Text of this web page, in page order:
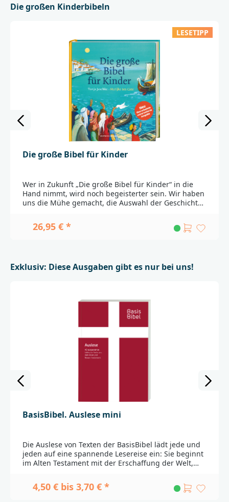
Die großen Kinderbibeln
LESETIPP
Die große Bibel für Kinder
Wer in Zukunft „Die große Bibel für Kinder“ in die
Hand nimmt, wird noch begeisterter sein. Wir haben
uns die Mühe gemacht, die Auswahl der Geschichten
Kindergarten und Gemeinde abzustimmen. Wer
bisher etwa die Geburt von Mose, die Geschichte von
außerordentlich erfolgreiche Titel, der bereits 2015
von Tanja Jeschke und die besonders farbenfrohen
Illustrationen von Marijke ten Cate, in denen
Zwischenmenschliches – Beziehungen und Gefühle –
werden.__________________________________________________
___________Bei Fragen zur Produktsicherheit wenden
Sie sich bitte an:Deutsche BibelgesellschaftBalinger
26,95 € *
Exklusiv: Diese Ausgaben gibt es nur bei uns!
BasisBibel. Auslese mini
Die Auslese von Texten der BasisBibel lädt jede und
jeden auf eine spannende Lesereise ein: Sie beginnt
im Alten Testament mit der Erschaffung der Welt,
hin zum Propheten Jona. Im Neuen Testament sind
wichtige Stationen enthalten: die
4,50 € bis 3,70 € *